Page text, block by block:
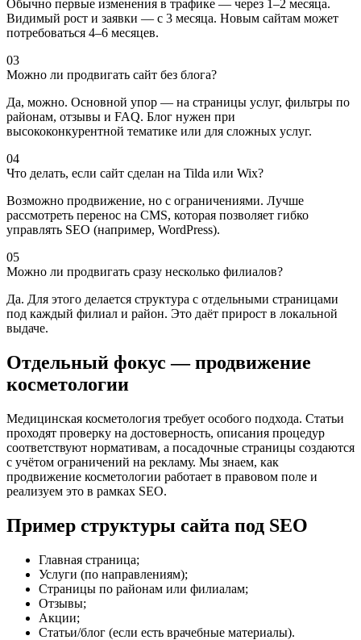
Обычно первые изменения в трафике — через 1–2 месяца.
Видимый рост и заявки — с 3 месяца. Новым сайтам может
потребоваться 4–6 месяцев.
03
Можно ли продвигать сайт без блога?
Да, можно. Основной упор — на страницы услуг, фильтры по
районам, отзывы и FAQ. Блог нужен при
высококонкурентной тематике или для сложных услуг.
04
Что делать, если сайт сделан на Tilda или Wix?
Возможно продвижение, но с ограничениями. Лучше
рассмотреть перенос на CMS, которая позволяет гибко
управлять SEO (например, WordPress).
05
Можно ли продвигать сразу несколько филиалов?
Да. Для этого делается структура с отдельными страницами
под каждый филиал и район. Это даёт прирост в локальной
выдаче.
Отдельный фокус — продвижение
косметологии
Медицинская косметология требует особого подхода. Статьи
проходят проверку на достоверность, описания процедур
соответствуют нормативам, а посадочные страницы создаются
с учётом ограничений на рекламу. Мы знаем, как
продвижение косметологии работает в правовом поле и
реализуем это в рамках SEO.
Пример структуры сайта под SEO
Главная страница;
Услуги (по направлениям);
Страницы по районам или филиалам;
Отзывы;
Акции;
Статьи/блог (если есть врачебные материалы).